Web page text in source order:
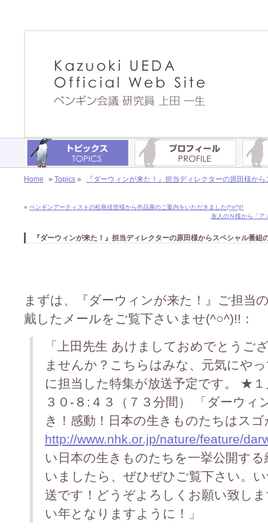
Home » Topics » 『ダーウィンが来た！』担当ディレクターの原田様か
« ペンギンアーティストの松島佳世様から作品展のご案内をいただきました(^○^)!!
友人のＮ様から「ア
『ダーウィンが来た！』担当ディレクターの原田様からスペシャル番
まずは、『ダーウィンが来た！』ご担当
戴したメールをご覧下さいませ(^○^)!!：
「上田先生 あけましておめでとうご
ませんか？こちらはみな、元気にや
に担当した特集が放送予定です。 ★
３０-８:４３（７３分間） 「ダーウィ
き！感動！日本の生きものたちはス
http://www.nhk.or.jp/nature/feature/
い日本の生きものたちを一挙公開す
いましたら、ぜひぜひご覧下さい。
送です！どうぞよろしくお願い致し
い年となりますように！」